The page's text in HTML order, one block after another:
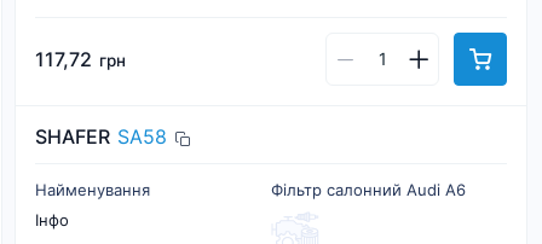
117,72 грн
SHAFER SA58
Найменування
Фільтр салонний Audi A6
Інфо